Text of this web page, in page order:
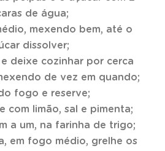
de água;
mexendo bem, até o
dissolver;
deixe cozinhar por cerca
de vez em quando;
fogo e reserve;
com limão, sal e pimenta;
a um, na farinha de trigo;
em fogo médio, grelhe os